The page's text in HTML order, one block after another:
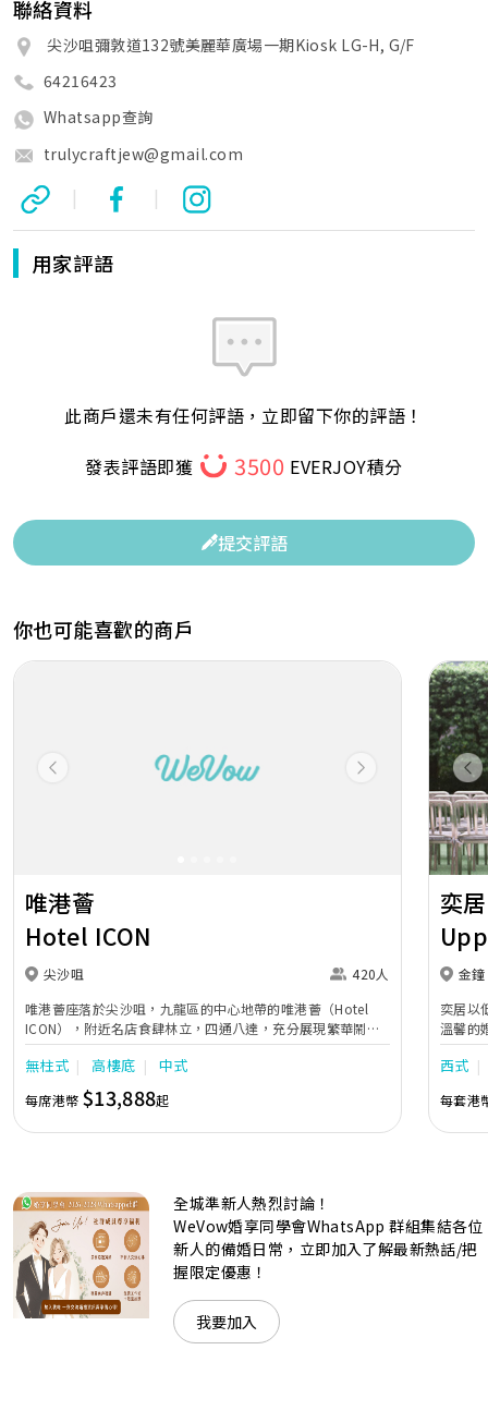
聯絡資料
尖沙咀彌敦道132號美麗華廣場一期Kiosk LG-H, G/F
64216423
Whatsapp查詢
trulycraftjew@gmail.com
| |
用家評語
此商戶還未有任何評語，立即留下你的評語！
發表評語即獲
3500 EVERJOY積分
提交評語
你也可能喜歡的商戶
Previous Next
唯港薈
Hotel ICON
尖沙咀
420人
唯港薈座落於尖沙咀，九龍區的中心地帶的唯港薈（Hotel
ICON），附近名店食肆林立，四通八達，充分展現繁華鬧巿
中的活力個性，成為一眾準新人舉辦婚宴的熱門之選。專業團
隊由策劃統籌至所有婚宴每個細節，唯港薈都力臻完美，保證
讓您留下獨特的醉人回憶。 擁有時尚高樓頂的Silverbox宴會
廳，配置了全套先進的視聽影音及燈光設備配套，並採用極富
現代時尚感的水晶玻璃燈，演繹出與別不同的經典神韻。不論
準新人的個性及預算﹔保證為您打造夢寐以求的特別日子，令
賓客永誌難忘！
無柱式 高樓底 中式
每席港幣 $13,888起
奕居
金鐘
奕居以
溫馨的
團隊會
西式
每套港
全城準新人熱烈討論！
WeVow婚享同學會WhatsApp 群組集結各位
新人的備婚日常，立即加入了解最新熱話/把
握限定優惠！
我要加入